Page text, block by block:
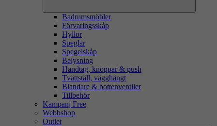
Badrumsmöbler
Förvaringsskåp
Hyllor
Speglar
Spegelskåp
Belysning
Handtag, knoppar & push
Tvättställ, vägghängt
Blandare & bottenventiler
Tillbehör
Kampanj Free
Webbshop
Outlet